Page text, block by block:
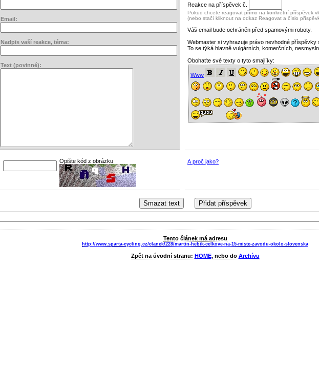
Email:
Nadpis vaší reakce, téma:
Text (povinné):
Reakce na příspěvek č.
Pokud chcete reagovat přímo na konkrétní příspěvek
(nebo stačí kliknout na odkaz Reagovat a číslo
Váš email bude ochráněn před spamovými roboty.
Webmaster si vyhrazuje právo nevhodné příspěvky
To se týká hlavně vulgárních, komerčních,
Obohaťte své texty o tyto smajlíky:
Www
Opište kód z obrázku A proč jako?
Tento článek má adresu
http://www.sparta-cycling.cz/clanek/228/martin-hebik-celkove-na-15-miste-zavodu-okolo-slovenska
Zpět na úvodní stranu: HOME, nebo do Archívu